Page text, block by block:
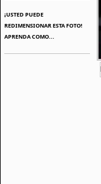
¡USTED PUEDE
REDIMENSIONAR ESTA FOTO!
APRENDA COMO...